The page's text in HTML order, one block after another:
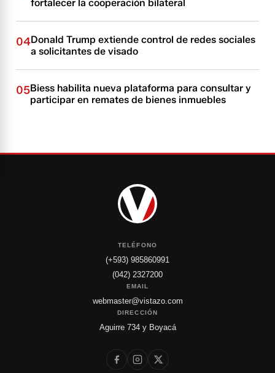
fortalecer la cooperación bilateral
04Donald Trump extiende control de redes sociales
a solicitantes de visado
05Biess habilita nueva plataforma para consultar y
participar en remates de bienes inmuebles
TELÉFONO
(+593) 985860991
(042) 2327200
EMAIL
webmaster@vistazo.com
DIRECCIÓN
Aguirre 734 y Boyacá